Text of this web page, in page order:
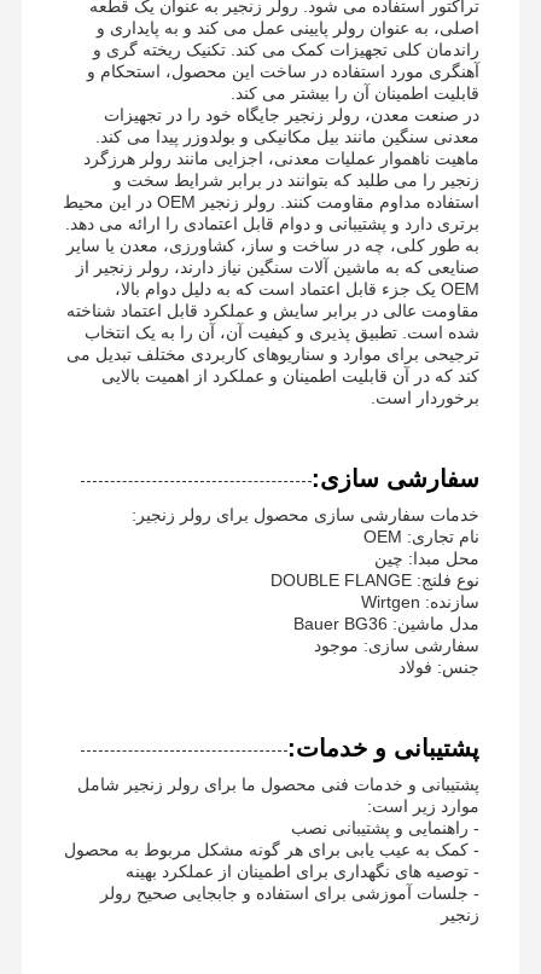
دربارهی ما کارخانه تور کنترل کیفیت اخبار
همه موارد
درخواست نقل
قول
قطعات زیرروی
غلتک آهنگ
رولر حامل
زنجیره آهنگ
پد کفش ردیاب
تنظیم کننده مسیر
دستگاه حفاری
سطل حفاری
دندون های سطل
دوسر برش برش
تراکتور استفاده می شود. رولر زنجیر به عنوان یک قطعه
اصلی، به عنوان رولر پایینی عمل می کند و به پایداری و
راندمان کلی تجهیزات کمک می کند. تکنیک ریخته گری و
آهنگری مورد استفاده در ساخت این محصول، استحکام و
قابلیت اطمینان آن را بیشتر می کند.
در صنعت معدن، رولر زنجیر جایگاه خود را در تجهیزات
معدنی سنگین مانند بیل مکانیکی و بولدوزر پیدا می کند.
ماهیت ناهموار عملیات معدنی، اجزایی مانند رولر هرزگرد
زنجیر را می طلبد که بتوانند در برابر شرایط سخت و
استفاده مداوم مقاومت کنند. رولر زنجیر OEM در این محیط
برتری دارد و پشتیبانی و دوام قابل اعتمادی را ارائه می دهد.
به طور کلی، چه در ساخت و ساز، کشاورزی، معدن یا سایر
صنایعی که به ماشین آلات سنگین نیاز دارند، رولر زنجیر از
OEM یک جزء قابل اعتماد است که به دلیل دوام بالا،
مقاومت عالی در برابر سایش و عملکرد قابل اعتماد شناخته
شده است. تطبیق پذیری و کیفیت آن، آن را به یک انتخاب
ترجیحی برای موارد و سناریوهای کاربردی مختلف تبدیل می
کند که در آن قابلیت اطمینان و عملکرد از اهمیت بالایی
برخوردار است.
سفارشی سازی:
خدمات سفارشی سازی محصول برای رولر زنجیر:
نام تجاری: OEM
محل مبدا: چین
نوع فلنج: DOUBLE FLANGE
سازنده: Wirtgen
مدل ماشین: Bauer BG36
سفارشی سازی: موجود
جنس: فولاد
پشتیبانی و خدمات:
پشتیبانی و خدمات فنی محصول ما برای رولر زنجیر شامل
موارد زیر است:
- راهنمایی و پشتیبانی نصب
- کمک به عیب یابی برای هر گونه مشکل مربوط به محصول
- توصیه های نگهداری برای اطمینان از عملکرد بهینه
- جلسات آموزشی برای استفاده و جابجایی صحیح رولر
زنجیر